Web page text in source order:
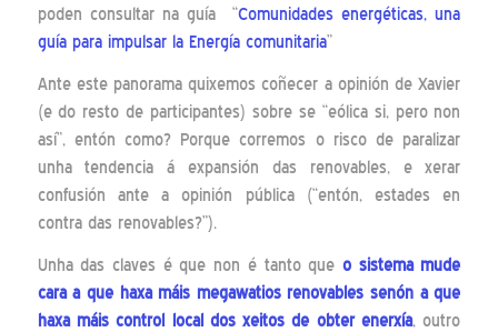
poden consultar na guía “Comunidades energéticas, una
guía para impulsar la Energía comunitaria”
Ante este panorama quixemos coñecer a opinión de Xavier
(e do resto de participantes) sobre se “eólica si, pero non
así”, entón como? Porque corremos o risco de paralizar
unha tendencia á expansión das renovables, e xerar
confusión ante a opinión pública (“entón, estades en
contra das renovables?”).
Unha das claves é que non é tanto que o sistema mude
cara a que haxa máis megawatios renovables senón a que
haxa máis control local dos xeitos de obter enerxía, outro